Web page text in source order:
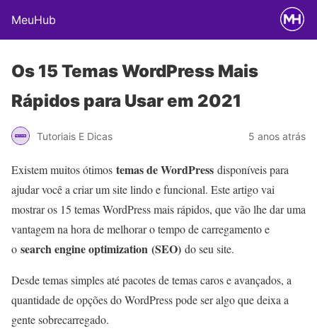
MeuHub
Os 15 Temas WordPress Mais
Rápidos para Usar em 2021
Tutoriais E Dicas 5 anos atrás
Existem muitos ótimos temas de WordPress disponíveis para
ajudar você a criar um site lindo e funcional. Este artigo vai
mostrar os 15 temas WordPress mais rápidos, que vão lhe dar uma
vantagem na hora de melhorar o tempo de carregamento e
o search engine optimization (SEO) do seu site.
Desde temas simples até pacotes de temas caros e avançados, a
quantidade de opções do WordPress pode ser algo que deixa a
gente sobrecarregado.